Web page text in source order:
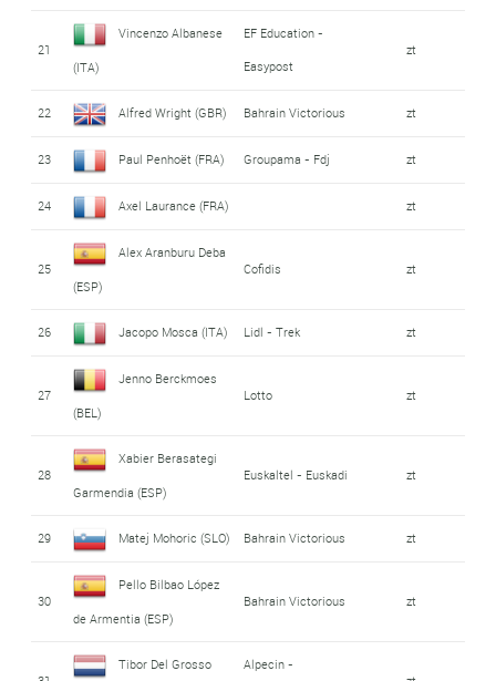
21
Vincenzo Albanese
(ITA)
EF Education -
Easypost
zt
22 Alfred Wright (GBR) Bahrain Victorious zt
23 Paul Penhoët (FRA) Groupama - Fdj zt
24 Axel Laurance (FRA) zt
25
Alex Aranburu Deba
(ESP)
Cofidis zt
26 Jacopo Mosca (ITA) Lidl - Trek zt
27
Jenno Berckmoes
(BEL)
Lotto zt
28
Xabier Berasategi
Garmendia (ESP)
Euskaltel - Euskadi zt
29 Matej Mohoric (SLO) Bahrain Victorious zt
30
Pello Bilbao López
de Armentia (ESP)
Bahrain Victorious zt
Tibor Del Grosso
Alpecin -